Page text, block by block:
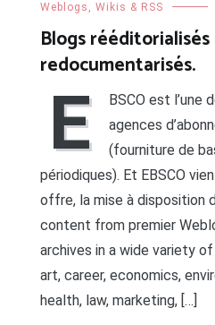
Weblogs, Wikis & RSS
Blogs
redocumentarisés.
E
BSCO est l’une
agences
(fourniture de
périodiques). Et EBSCO
offre, la mise à disposition
content from premier
archives in a wide variety
art, career, economics,
health, law, marketing, […]